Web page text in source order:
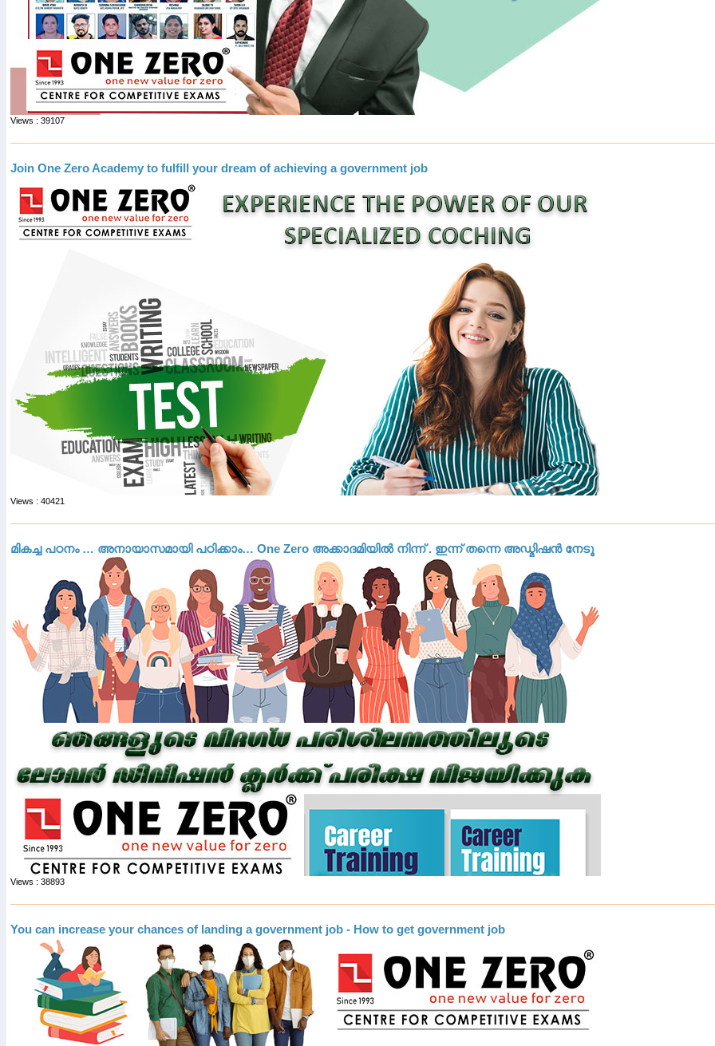
Views : 39107
Join One Zero Academy to fulfill your dream of achieving a government job
Views : 40421
മികച്ച പഠനം … അനായാസമായി പഠിക്കാം… One Zero അക്കാദമിയിൽ നിന്ന് . ഇന്ന് തന്നെ അഡ്മിഷൻ നേടൂ
Views : 38893
You can increase your chances of landing a government job - How to get government job